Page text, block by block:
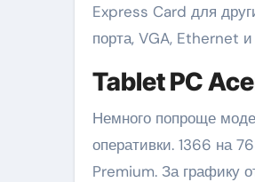
Express Card для
порта, VGA, Ethernet
Tablet PC
Немного попроще
оперативки. 1366 на
Premium. За графику